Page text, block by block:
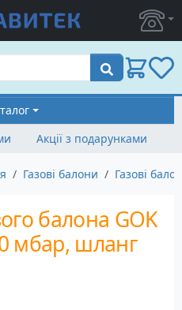
Пошук
Акції з подарунками
Газові балони Газові
балона GOK
мбар, шланг